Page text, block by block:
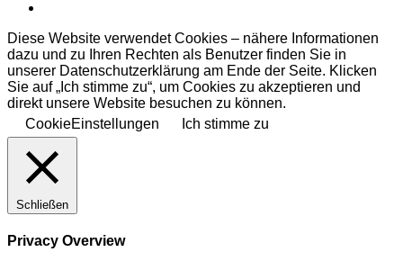
Diese Website verwendet Cookies – nähere Informationen
dazu und zu Ihren Rechten als Benutzer finden Sie in
unserer Datenschutzerklärung am Ende der Seite. Klicken
Sie auf „Ich stimme zu“, um Cookies zu akzeptieren und
direkt unsere Website besuchen zu können.
CookieEinstellungen
Ich stimme zu
Schließen
Privacy Overview